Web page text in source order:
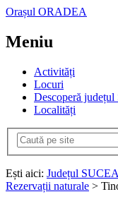
Orașul ORADEA
Meniu
Activități
Locuri
Descoperă județul
Localități
Ești aici: Județul
Rezervații naturale >